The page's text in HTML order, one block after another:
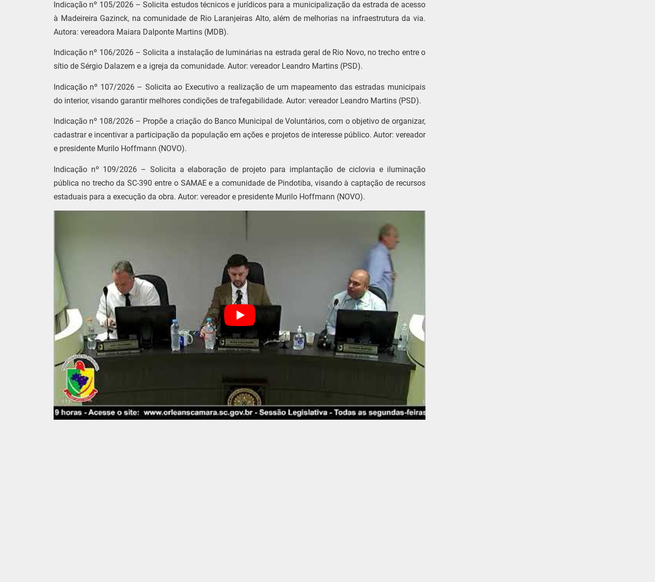
Indicação nº 105/2026 – Solicita estudos técnicos e jurídicos para a municipalização da estrada de acesso
à Madeireira Gazinck, na comunidade de Rio Laranjeiras Alto, além de melhorias na infraestrutura da via.
Autora: vereadora Maiara Dalponte Martins (MDB).
Indicação nº 106/2026 – Solicita a instalação de luminárias na estrada geral de Rio Novo, no trecho entre o
sítio de Sérgio Dalazem e a igreja da comunidade. Autor: vereador Leandro Martins (PSD).
Indicação nº 107/2026 – Solicita ao Executivo a realização de um mapeamento das estradas municipais
do interior, visando garantir melhores condições de trafegabilidade. Autor: vereador Leandro Martins (PSD).
Indicação nº 108/2026 – Propõe a criação do Banco Municipal de Voluntários, com o objetivo de organizar,
cadastrar e incentivar a participação da população em ações e projetos de interesse público. Autor: vereador
e presidente Murilo Hoffmann (NOVO).
Indicação nº 109/2026 – Solicita a elaboração de projeto para implantação de ciclovia e iluminação
pública no trecho da SC-390 entre o SAMAE e a comunidade de Pindotiba, visando à captação de recursos
estaduais para a execução da obra. Autor: vereador e presidente Murilo Hoffmann (NOVO).